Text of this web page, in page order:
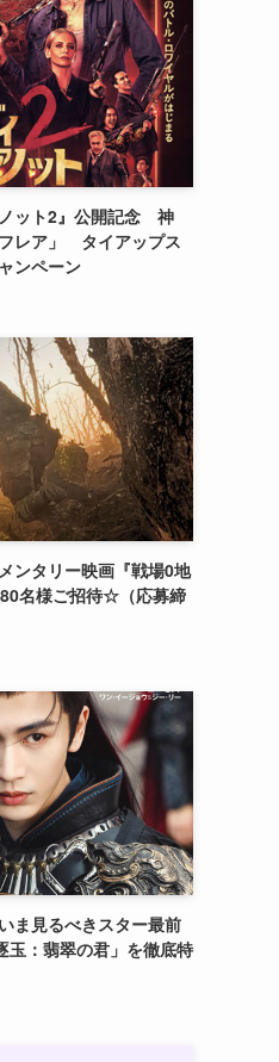
ット2』公開記念 神
レア」 タイアップス
ンペーン
ンタリー映画『戦場0地
名様ご招待☆（応募締
ま見るべきスター最前
：翡翠の君」を徹底特